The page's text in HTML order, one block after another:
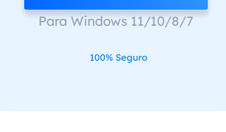
Para Windows 11/10/8/7
100% Seguro